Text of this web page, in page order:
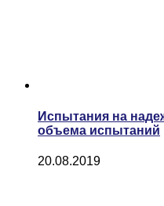
Испытания на
объема испытаний
20.08.2019